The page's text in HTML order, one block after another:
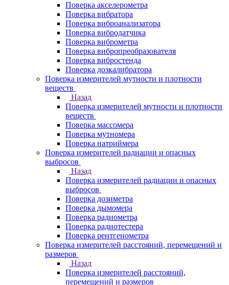
Поверка акселерометра
Поверка вибратора
Поверка виброанализатора
Поверка вибродатчика
Поверка виброметра
Поверка вибропреобразователя
Поверка вибростенда
Поверка дозкалибратора
Поверка измерителей мутности и плотности
веществ
Назад
Поверка измерителей мутности и плотности
веществ
Поверка массомера
Поверка мутномера
Поверка натриймера
Поверка измерителей радиации и опасных
выбросов
Назад
Поверка измерителей радиации и опасных
выбросов
Поверка дозиметра
Поверка дымомера
Поверка радиометра
Поверка радиотестера
Поверка рентгенометра
Поверка измерителей расстояний, перемещений и
размеров
Назад
Поверка измерителей расстояний,
перемещений и размеров